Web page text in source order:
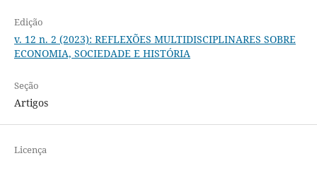
Edição
v. 12 n. 2 (2023): REFLEXÕES MULTIDISCIPLINARES SOBRE
ECONOMIA, SOCIEDADE E HISTÓRIA
Seção
Artigos
Licença